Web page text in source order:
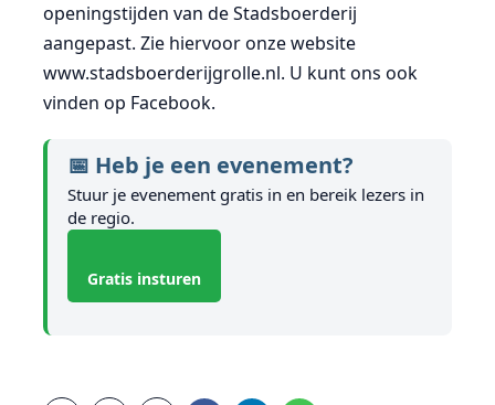
openingstijden van de Stadsboerderij
aangepast. Zie hiervoor onze website
www.stadsboerderijgrolle.nl. U kunt ons ook
vinden op Facebook.
📅 Heb je een evenement?
Stuur je evenement gratis in en bereik lezers in
de regio.
Gratis insturen